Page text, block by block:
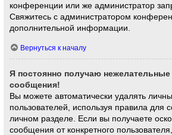
конференции или же администратор
Свяжитесь с администратором
дополнительной информации.
Вернуться к началу
Я постоянно получаю
сообщения!
Вы можете автоматически удалять
пользователей, используя правила для
личном разделе. Если вы получаете
сообщения от конкретного